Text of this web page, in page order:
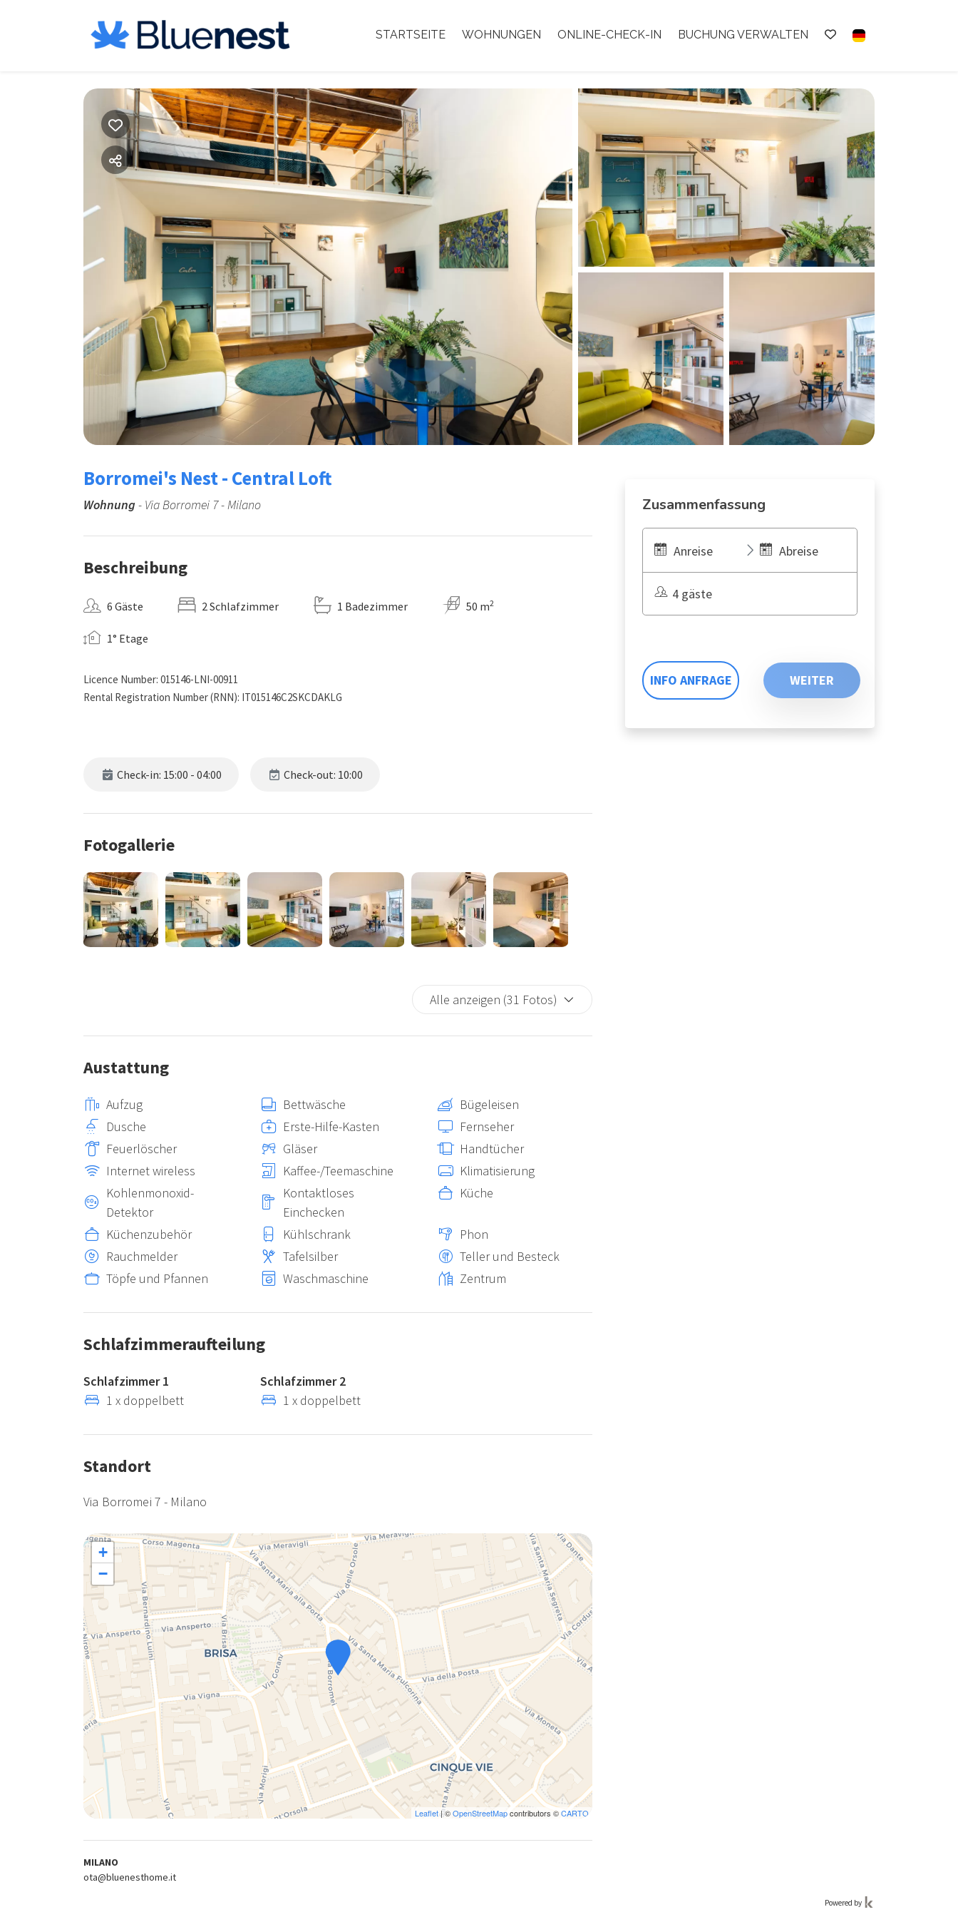
STARTSEITE WOHNUNGEN ONLINE-CHECK-IN BUCHUNG VERWALTEN
Borromei's Nest - Central Loft
Wohnung- Via Borromei 7 - Milano
Beschreibung
6 Gäste 2 Schlafzimmer 1 Badezimmer 50 m2
1° Etage
Licence Number: 015146-LNI-00911
Rental Registration Number (RNN): IT015146C2SKCDAKLG
Check-in: 15:00 - 04:00 Check-out: 10:00
Fotogallerie
Alle anzeigen (31 Fotos)
Austattung
Aufzug Bettwäsche
Bügeleisen
Dusche
Erste-Hilfe-Kasten
Fernseher
Feuerlöscher
Gläser
Handtücher
Internet wireless
Kaffee-/Teemaschine
Klimatisierung
Kohlenmonoxid-
Detektor
Kontaktloses
Einchecken
Küche
Küchenzubehör Kühlschrank
Phon
Rauchmelder
Tafelsilber
Teller und Besteck
Töpfe und Pfannen
Waschmaschine Zentrum
Schlafzimmeraufteilung
Schlafzimmer 1
1 x doppelbett
Schlafzimmer 2
1 x doppelbett
Standort
Via Borromei 7 - Milano
+
−
Leaflet| ©OpenStreetMapcontributors ©CARTO
Zusammenfassung
Anreise Abreise
4 gäste
INFO ANFRAGE WEITER
MILANO
ota@bluenesthome.it
Powered by